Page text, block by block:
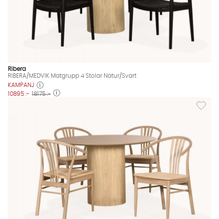
Ribera
RIBERA/MEDVIK Matgrupp 4 Stolar Natur/Svart
KAMPANJ
10895 :- 18175 :-
Lägg